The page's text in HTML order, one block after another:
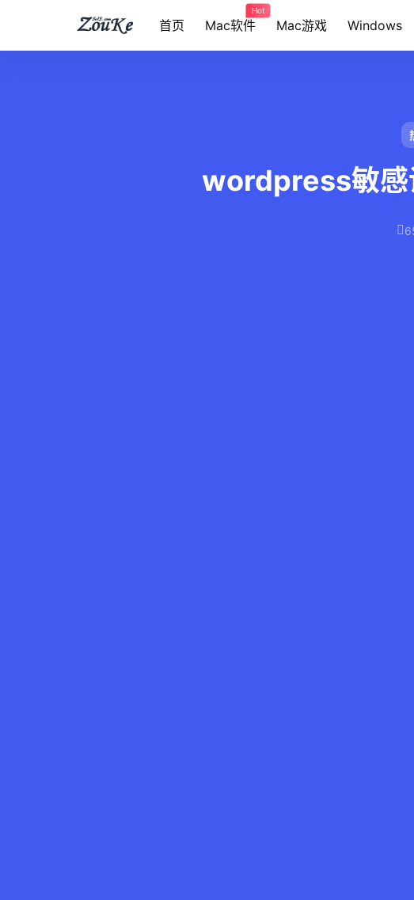
首页 Mac软件
Hot
Mac游戏 Windows
wordpress敏